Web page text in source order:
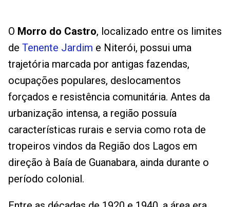
O Morro do Castro, localizado entre os limites
de Tenente Jardim e Niterói, possui uma
trajetória marcada por antigas fazendas,
ocupações populares, deslocamentos
forçados e resistência comunitária. Antes da
urbanização intensa, a região possuía
características rurais e servia como rota de
tropeiros vindos da Região dos Lagos em
direção à Baía de Guanabara, ainda durante o
período colonial.